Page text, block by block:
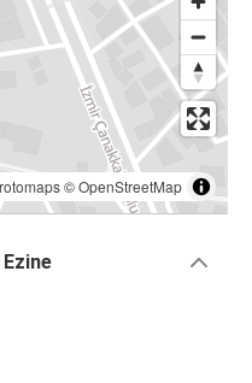
©OpenStreetMap